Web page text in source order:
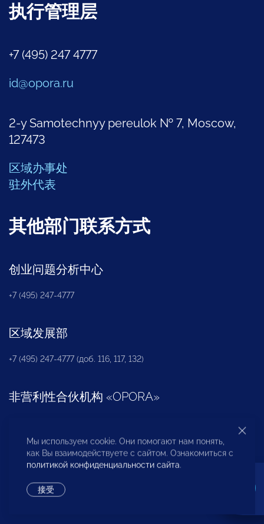
执行管理层
+7 (495) 247 4777
id@opora.ru
2-y Samotechnyy pereulok № 7, Moscow,
127473
区域办事处
驻外代表
其他部门联系方式
创业问题分析中心
+7 (495) 247-4777
区域发展部
+7 (495) 247-4777 (доб. 116, 117, 132)
非营利性合伙机构 «OPORA»
新闻办公室
+7 (495) 247 4777 (доб. 115, 114, 113)
pressa@opora.ru
Мы используем cookie. Они помогают нам понять,
как Вы взаимодействуете с сайтом. Ознакомиться с
политикой конфиденциальности сайта.
接受